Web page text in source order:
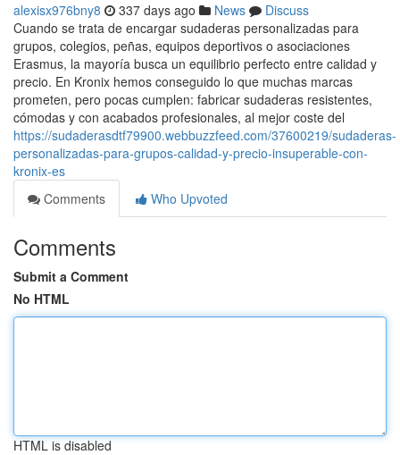
alexisx976bny8 337 days ago News
Discuss
Cuando se trata de encargar sudaderas personalizadas para
grupos, colegios, peñas, equipos deportivos o asociaciones
Erasmus, la mayoría busca un equilibrio perfecto entre calidad y
precio. En Kronix hemos conseguido lo que muchas marcas
prometen, pero pocas cumplen: fabricar sudaderas resistentes,
cómodas y con acabados profesionales, al mejor coste del
https://sudaderasdtf79900.webbuzzfeed.com/37600219/sudaderas-
personalizadas-para-grupos-calidad-y-precio-insuperable-con-
kronix-es
Comments
Who Upvoted
Comments
Submit a Comment
No HTML
HTML is disabled